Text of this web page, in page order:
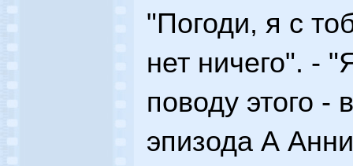
"Погоди, я с
нет ничего". -
поводу этого -
эпизода А